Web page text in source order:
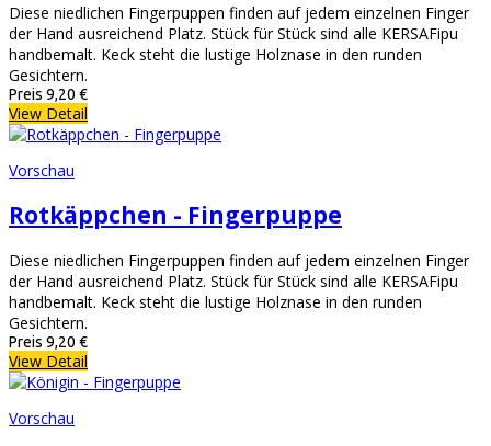
Diese niedlichen Fingerpuppen finden auf jedem einzelnen Finger
der Hand ausreichend Platz. Stück für Stück sind alle KERSAFipu
handbemalt. Keck steht die lustige Holznase in den runden
Gesichtern.
Preis 9,20 €
View Detail
Vorschau
Rotkäppchen - Fingerpuppe
Diese niedlichen Fingerpuppen finden auf jedem einzelnen Finger
der Hand ausreichend Platz. Stück für Stück sind alle KERSAFipu
handbemalt. Keck steht die lustige Holznase in den runden
Gesichtern.
Preis 9,20 €
View Detail
Vorschau